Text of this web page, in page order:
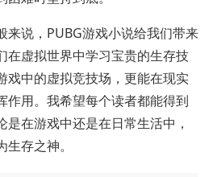
来说，PUBG游戏小说给我们带来
在虚拟世界中学习宝贵的生存技
戏中的虚拟竞技场，更能在现实
作用。我希望每个读者都能得到
在游戏中还是在日常生活中，
存之神。